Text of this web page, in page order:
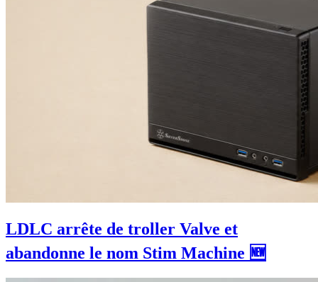
LDLC arrête de troller Valve et
abandonne le nom Stim Machine 🆕